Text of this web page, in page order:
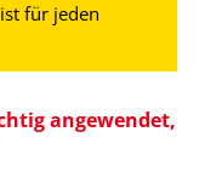
für jeden
angewendet,